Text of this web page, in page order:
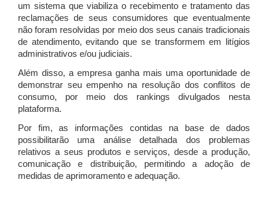
um sistema que viabiliza o recebimento e tratamento das
reclamações de seus consumidores que eventualmente
não foram resolvidas por meio dos seus canais tradicionais
de atendimento, evitando que se transformem em litígios
administrativos e/ou judiciais.
Além disso, a empresa ganha mais uma oportunidade de
demonstrar seu empenho na resolução dos conflitos de
consumo, por meio dos rankings divulgados nesta
plataforma.
Por fim, as informações contidas na base de dados
possibilitarão uma análise detalhada dos problemas
relativos a seus produtos e serviços, desde a produção,
comunicação e distribuição, permitindo a adoção de
medidas de aprimoramento e adequação.